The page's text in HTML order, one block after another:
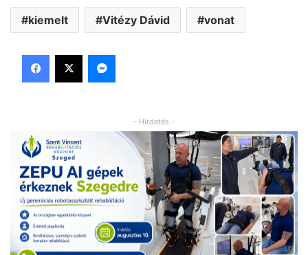
kiemelt Vitézy Dávid vonat
Facebook
X Messenger
- Hirdetés -